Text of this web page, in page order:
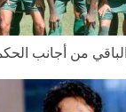
من أجانب